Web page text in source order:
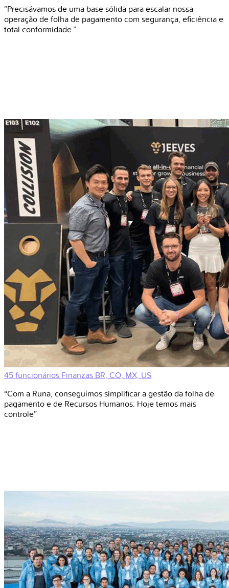
“Precisávamos de uma base sólida para escalar nossa
operação de folha de pagamento com segurança, eficiência e
total conformidade.”
45 funcionários Finanzas BR, CO, MX, US
“Com a Runa, conseguimos simplificar a gestão da folha de
pagamento e de Recursos Humanos. Hoje temos mais
controle”